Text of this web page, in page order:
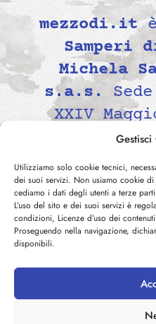
Gestisci
Utilizziamo solo cookie tecnici,
dei suoi servizi. Non usiamo cookie
cediamo i dati degli utenti a terze
L’uso del sito e dei suoi servizi è
condizioni, Licenze d’uso dei
Proseguendo nella navigazione,
disponibili.
mezzodi.itè
Samperi
Michela
s.a.s.
XXIV
Messina,